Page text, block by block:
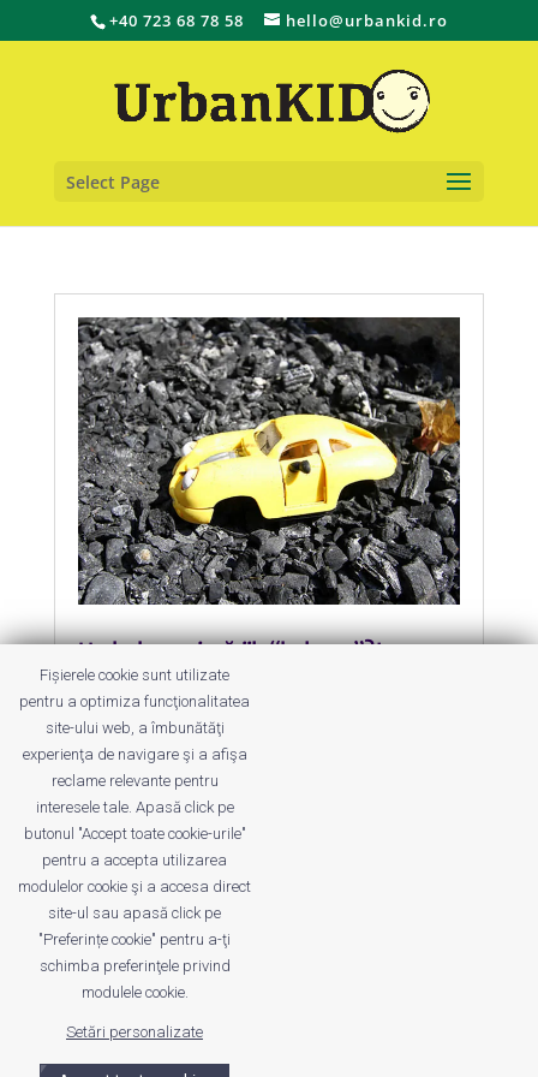
+40 723 68 78 58 hello@urbankid.ro
Select Page
Unde ducem jucăriile “bolnave”? La
spitalul lor, desigur!
byRoxana Jilăveanu|
Știați de Spitalul de Jucării din
București?
Despre noi Publicitate
Privacy
© UrbanKID. Proiect dezvoltat de Dana și
Dragomirescu. Temă WordPress:
Fișierele cookie sunt utilizate
pentru a optimiza funcţionalitatea
site-ului web, a îmbunătăţi
experienţa de navigare şi a afişa
reclame relevante pentru
interesele tale. Apasă click pe
butonul "Accept toate cookie-urile"
pentru a accepta utilizarea
modulelor cookie şi a accesa direct
site-ul sau apasă click pe
"Preferințe cookie" pentru a-ţi
schimba preferinţele privind
modulele cookie.
Setări personalizate